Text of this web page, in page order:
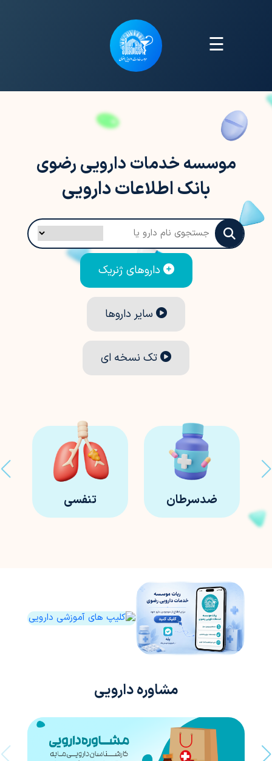
☰
موسسه خدمات دارویی رضوی
بانک اطلاعات دارویی
تک نسخه ای
ضدسرطان تنفسی
مشاوره دارویی